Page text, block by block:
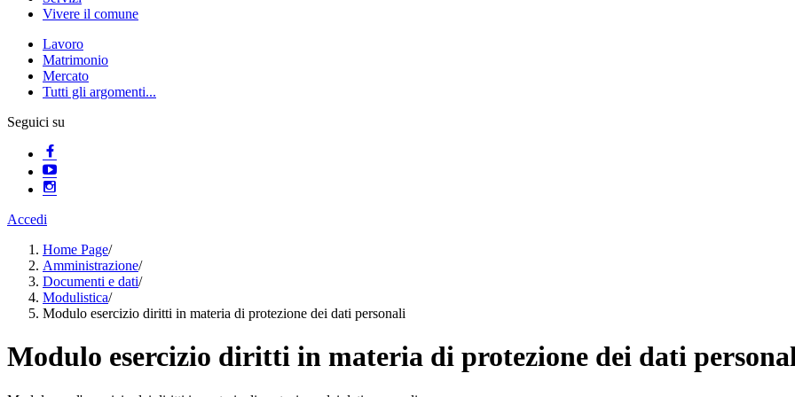
Vivere il comune
Lavoro
Matrimonio
Mercato
Tutti gli argomenti...
Seguici su
Accedi
Home Page/
Amministrazione/
Documenti e dati/
Modulistica/
Modulo esercizio diritti in materia di protezione dei dati personali
Modulo esercizio diritti in materia di protezione dei dati